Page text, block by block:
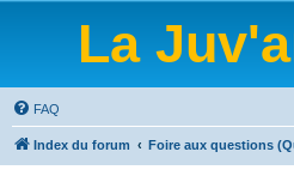
La
FAQ
Index du forum Foire aux questions